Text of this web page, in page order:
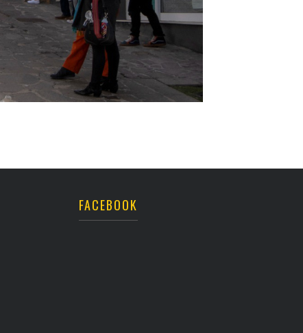
FACEBOOK